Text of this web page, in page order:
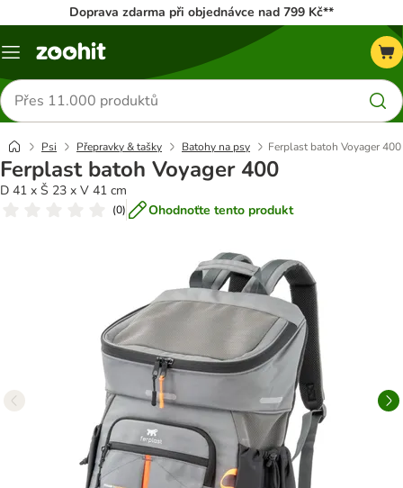
Doprava zdarma při objednávce nad 799 Kč**
Menu
Hledat
produkty
Psi Přepravky & tašky Batohy na psy Ferplast batoh Voyager 400
Ferplast batoh Voyager 400
D 41 x Š 23 x V 41 cm
(0) Ohodnoťte tento produkt